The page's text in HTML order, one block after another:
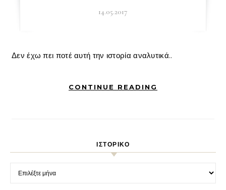
14.05.2017
Δεν έχω πει ποτέ αυτή την ιστορία αναλυτικά..
CONTINUE READING
ΙΣΤΟΡΙΚΌ
Ιστορικό